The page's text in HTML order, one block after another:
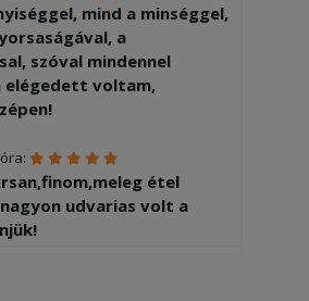
mind a minséggel,
a
szóval mindennel
elégedett voltam,
étel
udvarias volt a